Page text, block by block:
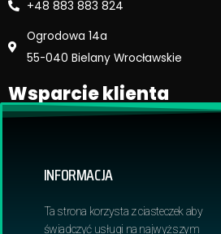
+48 883 883 824
Ogrodowa 14a
55-040 Bielany Wrocławskie
Wsparcie klienta
Dostawa i płatność
Obowiązek informacyjny RODO
INFORMACJA
Ta strona korzysta z ciasteczek aby
świadczyć usługi na najwyższym